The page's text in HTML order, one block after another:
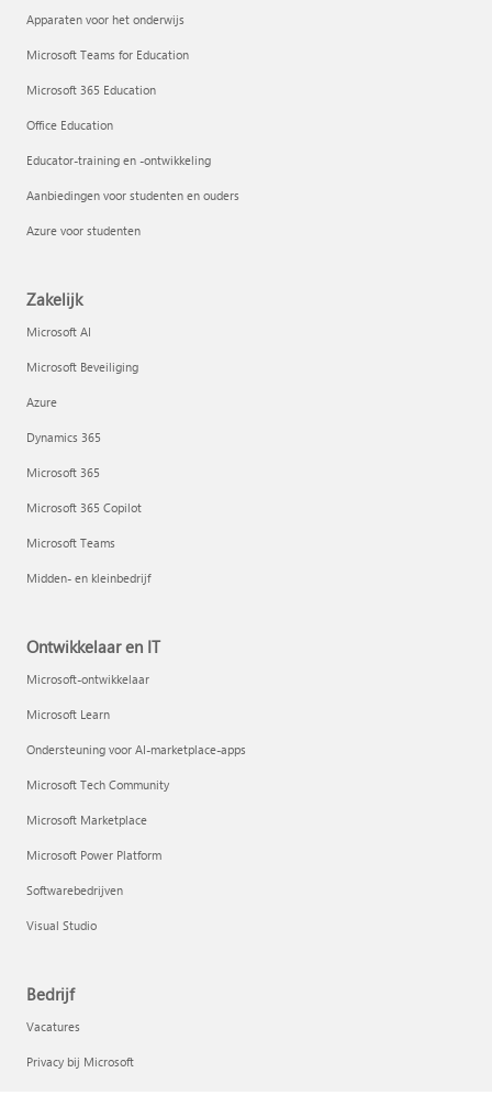
Apparaten voor het onderwijs
Microsoft Teams for Education
Microsoft 365 Education
Office Education
Educator-training en -ontwikkeling
Aanbiedingen voor studenten en ouders
Azure voor studenten
Zakelijk
Microsoft AI
Microsoft Beveiliging
Azure
Dynamics 365
Microsoft 365
Microsoft 365 Copilot
Microsoft Teams
Midden- en kleinbedrijf
Ontwikkelaar en IT
Microsoft-ontwikkelaar
Microsoft Learn
Ondersteuning voor AI-marketplace-apps
Microsoft Tech Community
Microsoft Marketplace
Microsoft Power Platform
Softwarebedrijven
Visual Studio
Bedrijf
Vacatures
Privacy bij Microsoft